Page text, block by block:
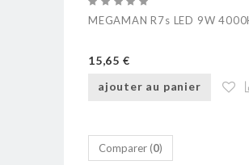
MEGAMAN R7s LED 9W
15,65 €
ajouter au panier
Comparer (0)